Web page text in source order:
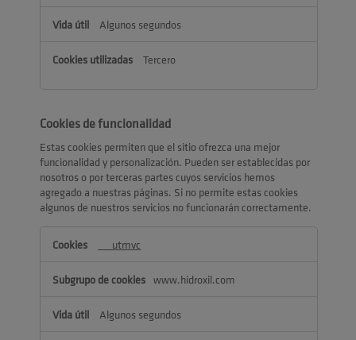
Algunos segundos
Tercero
Cookies de funcionalidad
Estas cookies permiten que el sitio ofrezca una mejor
funcionalidad y personalización. Pueden ser establecidas por
nosotros o por terceras partes cuyos servicios hemos
agregado a nuestras páginas. Si no permite estas cookies
algunos de nuestros servicios no funcionarán correctamente.
___utmvc
www.hidroxil.com
Algunos segundos